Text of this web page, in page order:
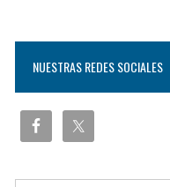
NUESTRAS REDES SOCIALES